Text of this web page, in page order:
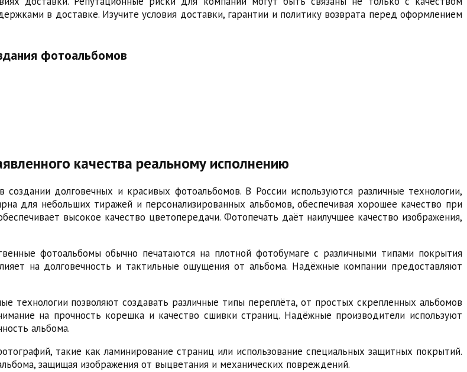
в доставке. Изучите условия доставки, гарантии и политику возврата перед оформлением
фотоальбомов
качества реальному исполнению
долговечных и красивых фотоальбомов. В России используются различные технологии,
для небольших тиражей и персонализированных альбомов, обеспечивая хорошее качество при
высокое качество цветопередачи. Фотопечать даёт наилучшее качество изображения,
фотоальбомы обычно печатаются на плотной фотобумаге с различными типами покрытия
на долговечность и тактильные ощущения от альбома. Надёжные компании предоставляют
технологии позволяют создавать различные типы переплёта, от простых скрепленных альбомов
на прочность корешка и качество сшивки страниц. Надёжные производители используют
альбома.
такие как ламинирование страниц или использование специальных защитных покрытий.
защищая изображения от выцветания и механических повреждений.